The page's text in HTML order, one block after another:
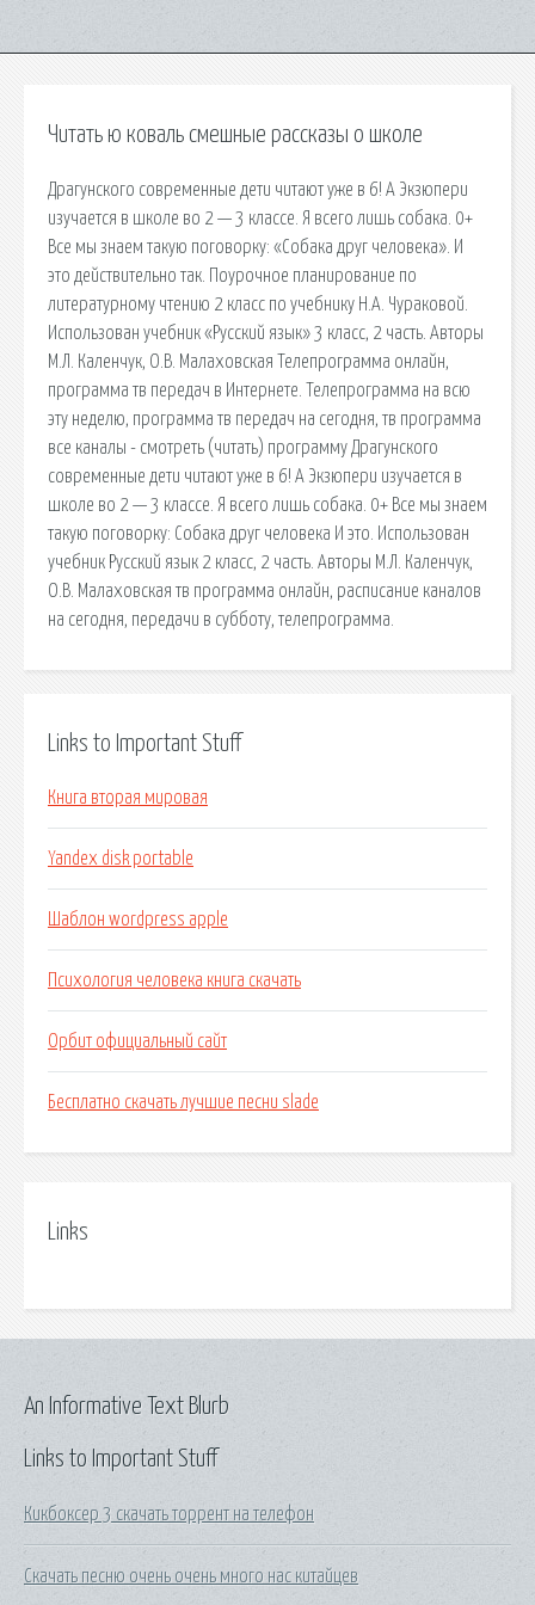
Читать ю коваль смешные рассказы о школе
Драгунского современные дети читают уже в 6! А Экзюпери
изучается в школе во 2 — 3 классе. Я всего лишь собака. 0+
Все мы знаем такую поговорку: «Собака друг человека». И
это действительно так. Поурочное планирование по
литературному чтению 2 класс по учебнику Н.А. Чураковой.
Использован учебник «Русский язык» 3 класс, 2 часть. Авторы
М.Л. Каленчук, О.В. Малаховская Телепрограмма онлайн,
программа тв передач в Интернете. Телепрограмма на всю
эту неделю, программа тв передач на сегодня, тв программа
все каналы - смотреть (читать) программу Драгунского
современные дети читают уже в 6! А Экзюпери изучается в
школе во 2 — 3 классе. Я всего лишь собака. 0+ Все мы знаем
такую поговорку: Собака друг человека И это. Использован
учебник Русский язык 2 класс, 2 часть. Авторы М.Л. Каленчук,
О.В. Малаховская тв программа онлайн, расписание каналов
на сегодня, передачи в субботу, телепрограмма.
Links to Important Stuff
Книга вторая мировая
Yandex disk portable
Шаблон wordpress apple
Психология человека книга скачать
Орбит официальный сайт
Бесплатно скачать лучшие песни slade
Links
Links to Important Stuff
Кикбоксер 3 скачать торрент на телефон
Скачать песню очень очень много нас китайцев
An Informative Text Blurb